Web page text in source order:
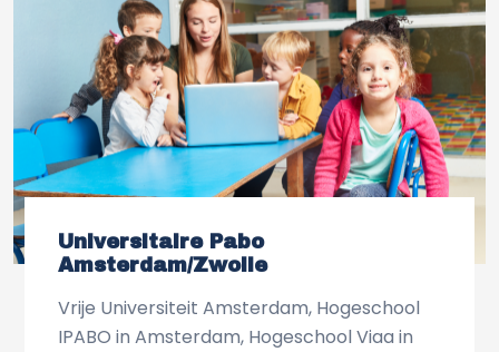
Universitaire Pabo
Amsterdam/Zwolle
Vrije Universiteit Amsterdam, Hogeschool
IPABO in Amsterdam, Hogeschool Viaa in